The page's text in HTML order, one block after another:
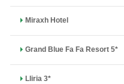
Miraxh Hotel
Grand Blue Fa Fa Resort 5*
Lliria 3*